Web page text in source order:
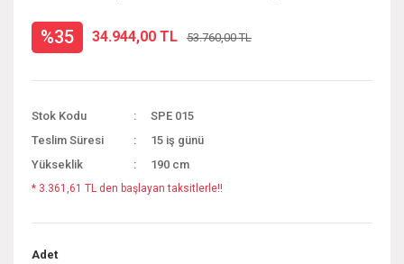
%35 34.944,00 TL 53.760,00 TL
Stok Kodu
SPE 015
Teslim Süresi
15 iş günü
Yükseklik
190 cm
* 3.361,61 TL den başlayan taksitlerle!!
Adet